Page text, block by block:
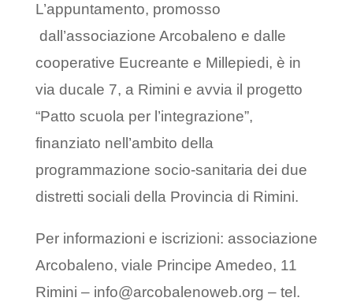
L’appuntamento, promosso
dall’associazione Arcobaleno e dalle
cooperative Eucreante e Millepiedi, è in
via ducale 7, a Rimini e avvia il progetto
“Patto scuola per l’integrazione”,
finanziato nell’ambito della
programmazione socio-sanitaria dei due
distretti sociali della Provincia di Rimini.
Per informazioni e iscrizioni: associazione
Arcobaleno, viale Principe Amedeo, 11
Rimini – info@arcobalenoweb.org – tel.